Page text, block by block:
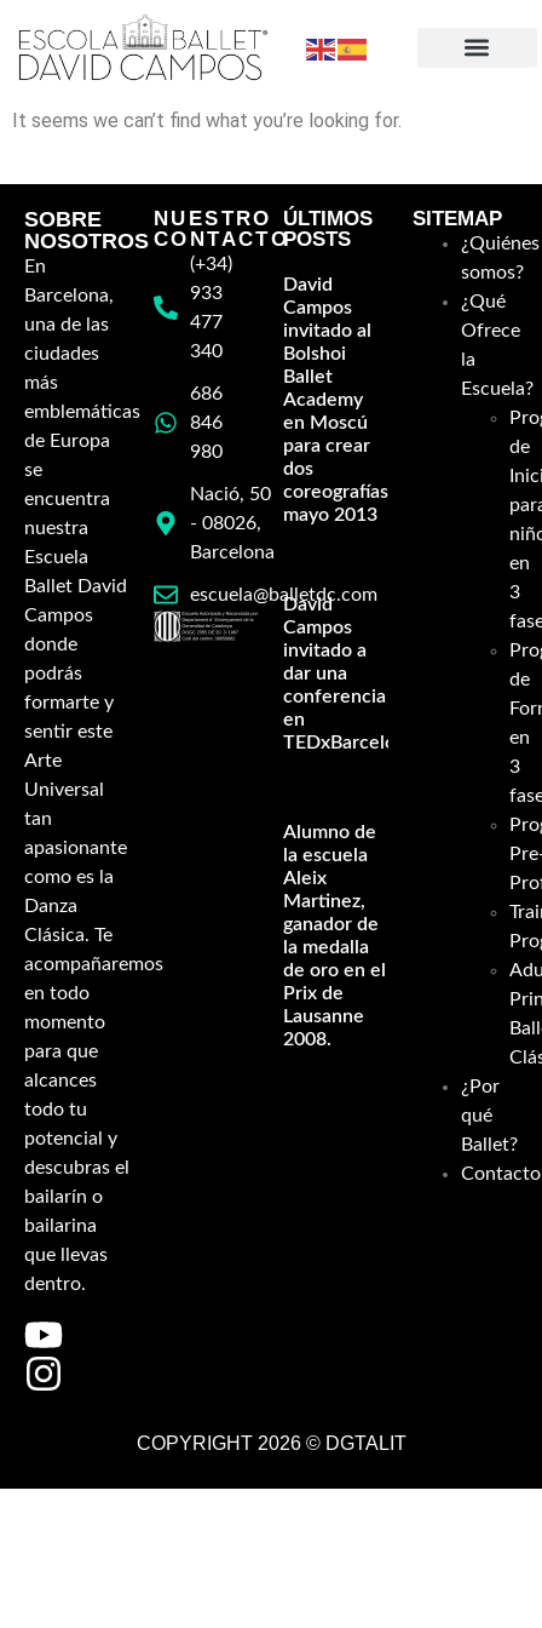
It seems we can’t find what you’re looking for.
SOBRE
NOSOTROS
En
Barcelona,
una de las
ciudades
más
emblemáticas
de Europa
se
encuentra
nuestra
Escuela
Ballet David
Campos
donde
podrás
formarte y
sentir este
Arte
Universal
tan
apasionante
como es la
Danza
Clásica. Te
acompañaremos
en todo
momento
para que
alcances
todo tu
potencial y
descubras el
bailarín o
bailarina
que llevas
dentro.
NUESTRO
CONTACTO
(+34)
933
477
340
686
846
980
Nació, 50
- 08026,
Barcelona
escuela@balletdc.com
ÚLTIMOS
POSTS
David
Campos
invitado al
Bolshoi
Ballet
Academy
en Moscú
para crear
dos
coreografías-
mayo 2013
David
Campos
invitado a
dar una
conferencia
en
TEDxBarcelona
Alumno de
la escuela
Aleix
Martinez,
ganador de
la medalla
de oro en el
Prix de
Lausanne
2008.
SITEMAP
¿Quiénes
somos?
¿Qué
Ofrece
la
Escuela?
de
en
3
de
en
3
¿Por
qué
Ballet?
Contacto
COPYRIGHT 2026 © DGTALIT